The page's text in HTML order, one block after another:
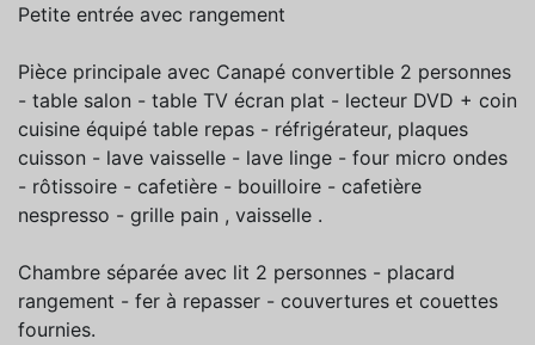
Petite entrée avec rangement
Pièce principale avec Canapé convertible 2 personnes
- table salon - table TV écran plat - lecteur DVD + coin
cuisine équipé table repas - réfrigérateur, plaques
cuisson - lave vaisselle - lave linge - four micro ondes
- rôtissoire - cafetière - bouilloire - cafetière
nespresso - grille pain , vaisselle .
Chambre séparée avec lit 2 personnes - placard
rangement - fer à repasser - couvertures et couettes
fournies.